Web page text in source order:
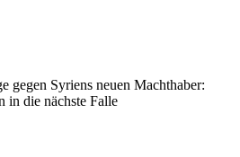
gegen Syriens neuen Machthaber:
in die nächste Falle